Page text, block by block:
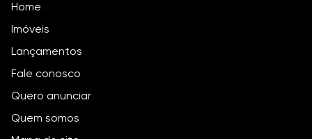
Home
Imóveis
Lançamentos
Fale conosco
Quero anunciar
Quem somos